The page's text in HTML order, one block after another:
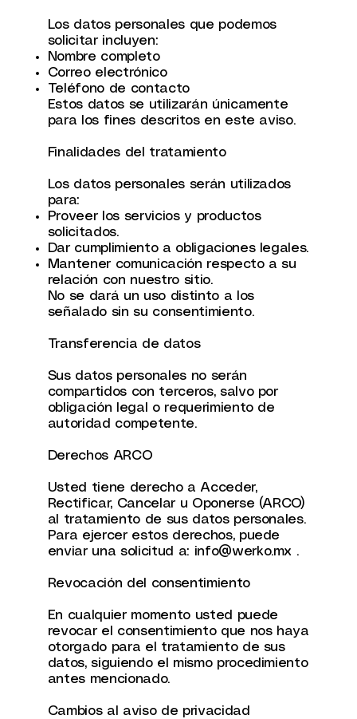
Los datos personales que podemos
solicitar incluyen:
Nombre completo
Correo electrónico
Teléfono de contacto
Estos datos se utilizarán únicamente
para los fines descritos en este aviso.
Finalidades del tratamiento
Los datos personales serán utilizados
para:
Proveer los servicios y productos
solicitados.
Dar cumplimiento a obligaciones legales.
Mantener comunicación respecto a su
relación con nuestro sitio.
No se dará un uso distinto a los
señalado sin su consentimiento.
Transferencia de datos
Sus datos personales no serán
compartidos con terceros, salvo por
obligación legal o requerimiento de
autoridad competente.
Derechos ARCO
Usted tiene derecho a Acceder,
Rectificar, Cancelar u Oponerse (ARCO)
al tratamiento de sus datos personales.
Para ejercer estos derechos, puede
enviar una solicitud a: info@werko.mx .
Revocación del consentimiento
En cualquier momento usted puede
revocar el consentimiento que nos haya
otorgado para el tratamiento de sus
datos, siguiendo el mismo procedimiento
antes mencionado.
Cambios al aviso de privacidad